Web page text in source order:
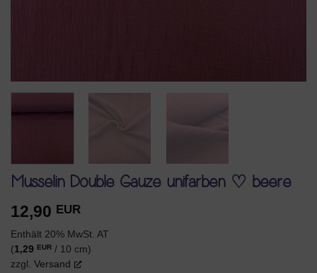
Musselin Double Gauze unifarben ♡ beere
12,90 EUR
Enthält 20% MwSt. AT
(1,29 EUR / 10 cm)
zzgl. Versand